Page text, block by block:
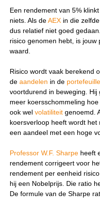
Een rendement van 5%
niets. Als deAEX in die
dus relatief niet goed
risico genomen hebt, is
waard.
Risico wordt vaak berekend
de aandelen in de portefeuille
voortdurend in beweging.
meer koersschommeling
ook wel volatiliteit genoemd.
koersverloop heeft wordt
een aandeel met een hoge
Professor W.F. Sharpe heeft
rendement corrigeert voor
rendement per eenheid
hij een Nobelprijs. Die ratio
De formule van de Sharpe
Wat wil
Wil je graag de
weten of is er een
beantwoord wilt
Zoek
naar:
Zoekknop